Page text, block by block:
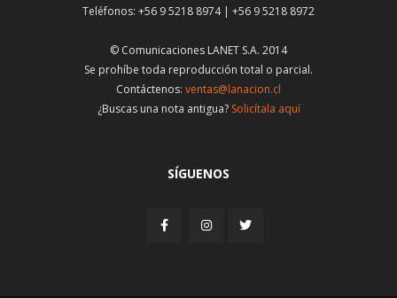
Teléfonos: +56 9 5218 8974 | +56 9 5218 8972
© Comunicaciones LANET S.A. 2014
Se prohíbe toda reproducción total o parcial.
Contáctenos: ventas@lanacion.cl
¿Buscas una nota antigua? Solicítala aquí
SÍGUENOS